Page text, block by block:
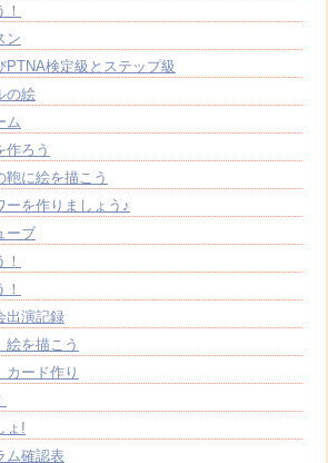
ン
PTNA検定級とステップ級
の絵
ム
作ろう
鞄に絵を描こう
ーを作りましょう♪
ーブ
出演記録
を描こう
ード作り
ょ!
ム確認表